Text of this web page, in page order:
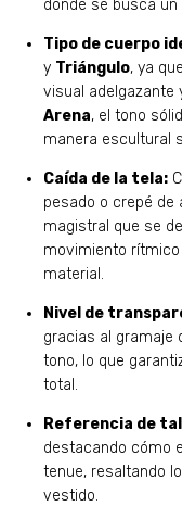
donde se busca
Tipo de cuerpo
y Triángulo, ya
visual adelgazante
Arena, el tono
manera escultural
Caída de la tela:
pesado o crepé de
magistral que se
movimiento rítmico
material.
Nivel de
gracias al gramaje
tono, lo que
total.
Referencia de
destacando cómo
tenue, resaltando
vestido.